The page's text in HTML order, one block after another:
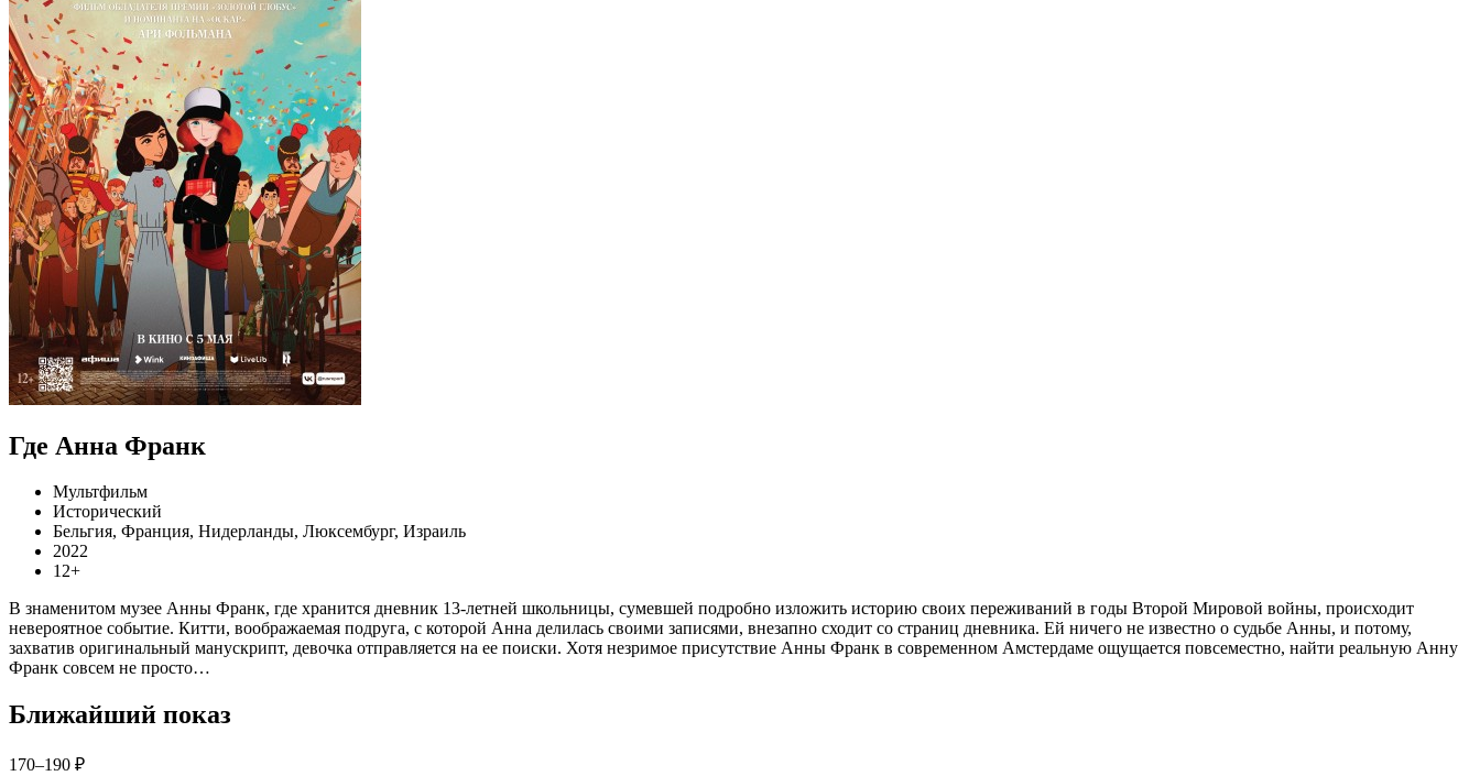
Где Анна Франк
Мультфильм
Исторический
Бельгия, Франция, Нидерланды, Люксембург, Израиль
2022
12+
В знаменитом музее Анны Франк, где хранится дневник 13-летней школьницы, сумевшей подробно изложить историю своих переживаний в годы Второй Мировой войны, происходит
невероятное событие. Китти, воображаемая подруга, с которой Анна делилась своими записями, внезапно сходит со страниц дневника. Ей ничего не известно о судьбе Анны, и потому,
захватив оригинальный манускрипт, девочка отправляется на ее поиски. Хотя незримое присутствие Анны Франк в современном Амстердаме ощущается повсеместно, найти реальную Анну
Франк совсем не просто…
Ближайший показ
170–190 ₽